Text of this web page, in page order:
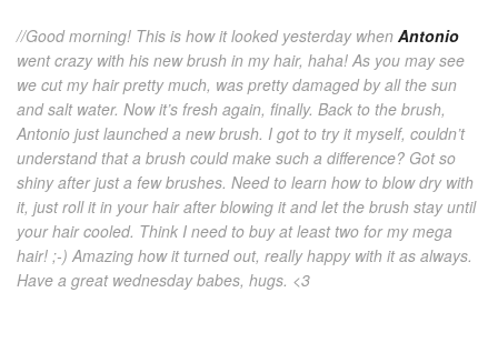
//Good morning! This is how it looked yesterday when Antonio
went crazy with his new brush in my hair, haha! As you may see
we cut my hair pretty much, was pretty damaged by all the sun
and salt water. Now it’s fresh again, finally. Back to the brush,
Antonio just launched a new brush. I got to try it myself, couldn’t
understand that a brush could make such a difference? Got so
shiny after just a few brushes. Need to learn how to blow dry with
it, just roll it in your hair after blowing it and let the brush stay until
your hair cooled. Think I need to buy at least two for my mega
hair! ;-) Amazing how it turned out, really happy with it as always.
Have a great wednesday babes, hugs. <3